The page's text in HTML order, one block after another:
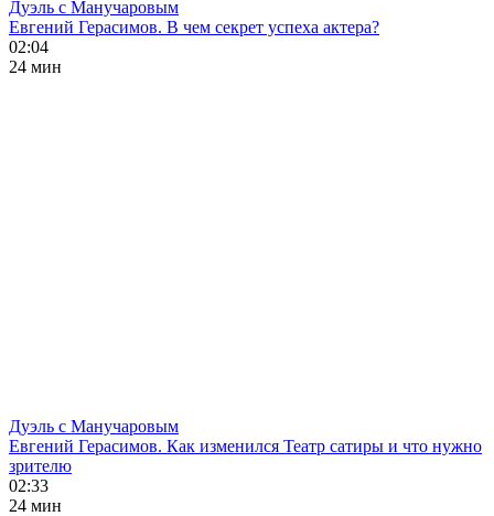
Дуэль с Манучаровым
Евгений Герасимов. В чем секрет успеха актера?
02:04
24 мин
Дуэль с Манучаровым
Евгений Герасимов. Как изменился Театр сатиры и что нужно
зрителю
02:33
24 мин